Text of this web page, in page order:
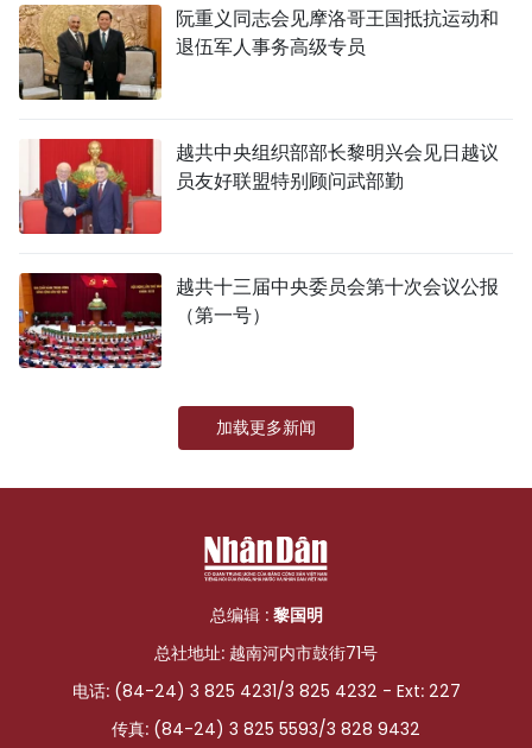
阮重义同志会见摩洛哥王国抵抗运动和
退伍军人事务高级专员
越共中央组织部部长黎明兴会见日越议
员友好联盟特别顾问武部勤
越共十三届中央委员会第十次会议公报
（第一号）
加载更多新闻
总编辑 : 黎国明
总社地址: 越南河内市鼓街71号
电话: (84-24) 3 825 4231/3 825 4232 - Ext: 227
传真: (84-24) 3 825 5593/3 828 9432